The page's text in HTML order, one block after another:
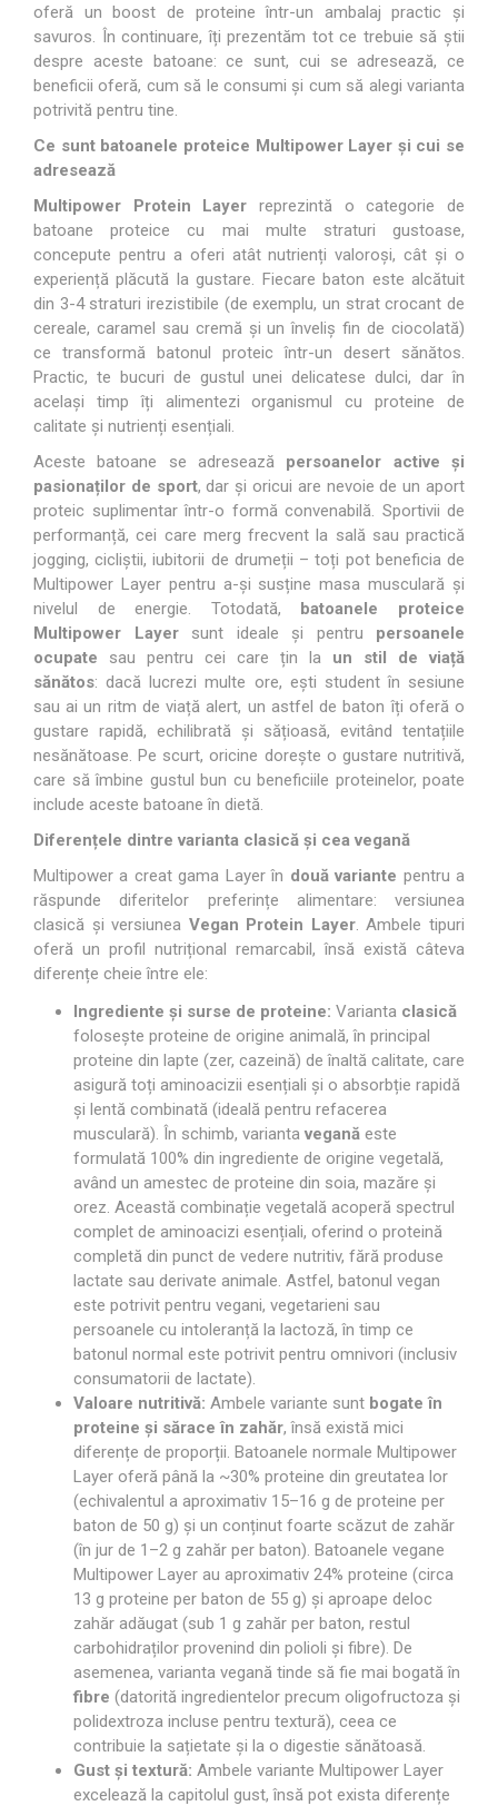
oferă un boost de proteine într-un ambalaj practic și
savuros. În continuare, îți prezentăm tot ce trebuie să știi
despre aceste batoane: ce sunt, cui se adresează, ce
beneficii oferă, cum să le consumi și cum să alegi varianta
potrivită pentru tine.
Ce sunt batoanele proteice Multipower Layer și cui se
adresează
Multipower Protein Layer reprezintă o categorie de
batoane proteice cu mai multe straturi gustoase,
concepute pentru a oferi atât nutrienți valoroși, cât și o
experiență plăcută la gustare. Fiecare baton este alcătuit
din 3-4 straturi irezistibile (de exemplu, un strat crocant de
cereale, caramel sau cremă și un înveliș fin de ciocolată)
ce transformă batonul proteic într-un desert sănătos.
Practic, te bucuri de gustul unei delicatese dulci, dar în
același timp îți alimentezi organismul cu proteine de
calitate și nutrienți esențiali.
Aceste batoane se adresează persoanelor active și
pasionaților de sport, dar și oricui are nevoie de un aport
proteic suplimentar într-o formă convenabilă. Sportivii de
performanță, cei care merg frecvent la sală sau practică
jogging, cicliștii, iubitorii de drumeții – toți pot beneficia de
Multipower Layer pentru a-și susține masa musculară și
nivelul de energie. Totodată, batoanele proteice
Multipower Layersunt ideale și pentru persoanele
ocupate sau pentru cei care țin la un stil de viață
sănătos: dacă lucrezi multe ore, ești student în sesiune
sau ai un ritm de viață alert, un astfel de baton îți oferă o
gustare rapidă, echilibrată și sățioasă, evitând tentațiile
nesănătoase. Pe scurt, oricine dorește o gustare nutritivă,
care să îmbine gustul bun cu beneficiile proteinelor, poate
include aceste batoane în dietă.
Diferențele dintre varianta clasică și cea vegană
Multipower a creat gama Layer în două variante pentru a
răspunde diferitelor preferințe alimentare: versiunea
clasică și versiunea Vegan Protein Layer. Ambele tipuri
oferă un profil nutrițional remarcabil, însă există câteva
diferențe cheie între ele:
Ingrediente și surse de proteine: Varianta clasică
folosește proteine de origine animală, în principal
proteine din lapte (zer, cazeină) de înaltă calitate, care
asigură toți aminoacizii esențiali și o absorbție rapidă
și lentă combinată (ideală pentru refacerea
musculară). În schimb, varianta vegană este
formulată 100% din ingrediente de origine vegetală,
având un amestec de proteine din soia, mazăre și
orez. Această combinație vegetală acoperă spectrul
complet de aminoacizi esențiali, oferind o proteină
completă din punct de vedere nutritiv, fără produse
lactate sau derivate animale. Astfel, batonul vegan
este potrivit pentru vegani, vegetarieni sau
persoanele cu intoleranță la lactoză, în timp ce
batonul normal este potrivit pentru omnivori (inclusiv
consumatorii de lactate).
Valoare nutritivă: Ambele variante sunt bogate în
proteine și sărace în zahăr, însă există mici
diferențe de proporții. Batoanele normale Multipower
Layer oferă până la ~30% proteine din greutatea lor
(echivalentul a aproximativ 15–16 g de proteine per
baton de 50 g) și un conținut foarte scăzut de zahăr
(în jur de 1–2 g zahăr per baton). Batoanele vegane
Multipower Layer au aproximativ 24% proteine (circa
13 g proteine per baton de 55 g) și aproape deloc
zahăr adăugat (sub 1 g zahăr per baton, restul
carbohidraților provenind din polioli și fibre). De
asemenea, varianta vegană tinde să fie mai bogată în
fibre (datorită ingredientelor precum oligofructoza și
polidextroza incluse pentru textură), ceea ce
contribuie la sațietate și la o digestie sănătoasă.
Gust și textură: Ambele variante Multipower Layer
excelează la capitolul gust, însă pot exista diferențe